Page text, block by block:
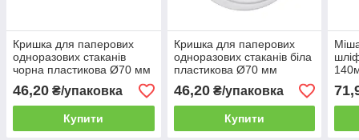
Кришка для паперових
одноразових стаканів
чорна пластикова Ø70 мм
(1ящ/60уп/3000шт)
46,20 ₴/упаковка
Купити
Кришка для паперових
одноразових стаканів біла
пластикова Ø70 мм
(1ящ/60уп/3000шт)
46,20₴/упаковка
Купити